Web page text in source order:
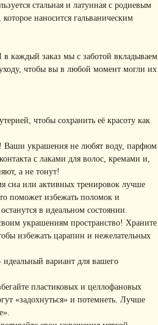
стальная и латунная с родиевым
наносится гальваническим
каждый заказ мы с заботой вкладываем
чтобы вы в любой момент могли их
чтобы сохранить её красоту как
Ваши украшения не любят воду, парфюм
с лаками для волос, кремами и,
а не тонут!
сна или активных тренировок лучше
поможет избежать поломок и
в идеальном состоянии.
украшениям пространство! Храните
избежать царапин и нежелательных
вариант для вашего
пластиковых и целлофановых
«задохнуться» и потемнеть. Лучше
в соответствии с
и оплата
компании Meta,